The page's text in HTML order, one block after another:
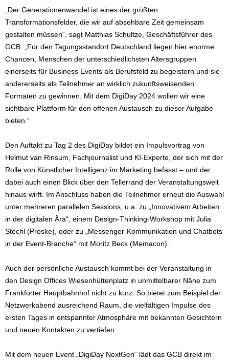
„Der Generationenwandel ist eines der größten
Transformationsfelder, die wir auf absehbare Zeit gemeinsam
gestalten müssen“, sagt Matthias Schultze, Geschäftsführer des
GCB. „Für den Tagungsstandort Deutschland liegen hier enorme
Chancen, Menschen der unterschiedlichsten Altersgruppen
einerseits für Business Events als Berufsfeld zu begeistern und sie
andererseits als Teilnehmer an wirklich zukunftsweisenden
Formaten zu gewinnen. Mit dem DigiDay 2024 wollen wir eine
sichtbare Plattform für den offenen Austausch zu dieser Aufgabe
bieten.“
Den Auftakt zu Tag 2 des DigiDay bildet ein Impulsvortrag von
Helmut van Rinsum, Fachjournalist und KI-Experte, der sich mit der
Rolle von Künstlicher Intelligenz im Marketing befasst – und der
dabei auch einen Blick über den Tellerrand der Veranstaltungswelt
hinaus wirft. Im Anschluss haben die Teilnehmer erneut die Auswahl
unter mehreren parallelen Sessions, u.a. zu „Innovativem Arbeiten
in der digitalen Ära“, einem Design-Thinking-Workshop mit Julia
Stechl (Proske), oder zu „Messenger-Kommunikation und Chatbots
in der Event-Branche“ mit Moritz Beck (Memacon).
Auch der persönliche Austausch kommt bei der Veranstaltung in
den Design Offices Wiesenhüttenplatz in unmittelbarer Nähe zum
Frankfurter Hauptbahnhof nicht zu kurz. So bietet zum Beispiel der
Netzwerkabend ausreichend Raum, die vielfältigen Impulse des
ersten Tages in entspannter Atmosphäre mit bekannten Gesichtern
und neuen Kontakten zu vertiefen.
Mit dem neuen Event „DigiDay NextGen“ lädt das GCB direkt im